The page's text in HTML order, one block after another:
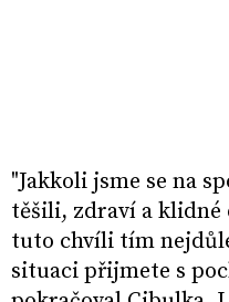
"Jakkoli jsme se na
těšili, zdraví a klidné
tuto chvíli tím
situaci přijmete s